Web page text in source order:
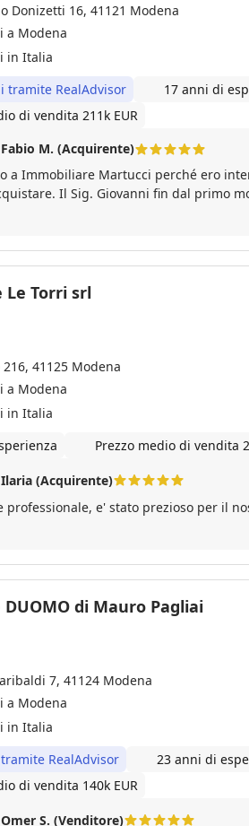
Donizetti 16, 41121 Modena
a Modena
in Italia
tramite RealAdvisor
17 anni di
di vendita 211k EUR
M. (Acquirente)
a Immobiliare Martucci perché ero
Il Sig. Giovanni fin dal primo
gestito la trattativa con massima
Torri srl
216, 41125 Modena
a Modena
in Italia
Prezzo medio di vendita
(Acquirente)
professionale, e' stato prezioso per il
di Mauro Pagliai
7, 41124 Modena
a Modena
in Italia
RealAdvisor
23 anni di
di vendita 140k EUR
S. (Venditore)